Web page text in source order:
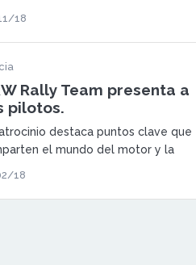
18
Rally Team presenta a
pilotos.
destaca puntos clave que
el mundo del motor y la
y trabajo en equipo. MRW Rally
participará tanto en el
18